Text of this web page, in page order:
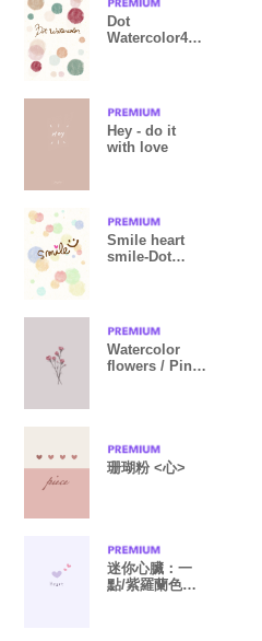
Dot
Watercolor4
Hey - do it
with love
Smile heart
smile-Dot
Watercolor
flowers / Pink
珊瑚粉 <心>
迷你心臟：一
點/紫羅蘭色